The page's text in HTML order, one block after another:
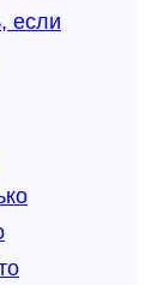
если